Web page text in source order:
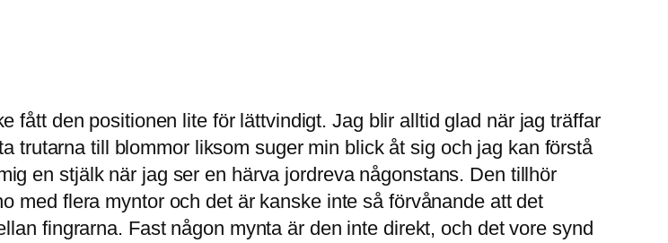
fått den positionen lite för lättvindigt. Jag blir alltid glad när jag träffar
trutarna till blommor liksom suger min blick åt sig och jag kan förstå
en stjälk när jag ser en härva jordreva någonstans. Den tillhör
med flera myntor och det är kanske inte så förvånande att det
fingrarna. Fast någon mynta är den inte direkt, och det vore synd